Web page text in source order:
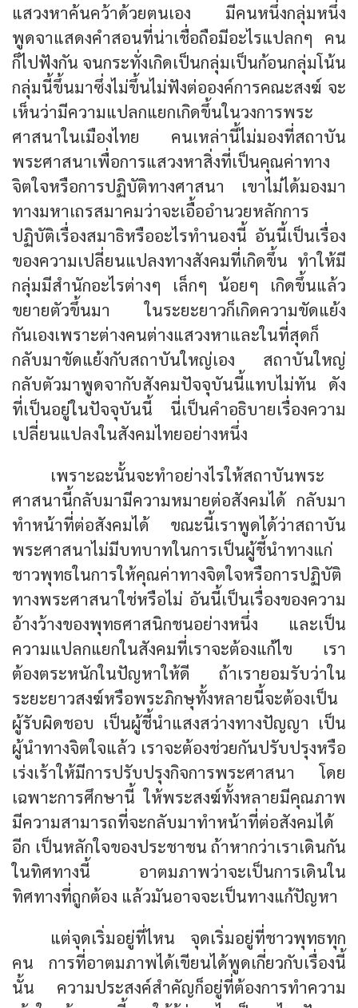
แสวงหาค้นคว้าด้วยตนเอง มีคนหนึ่งกลุ่มหนึ่ง
พูดจาแสดงคำสอนที่น่าเชื่อถือมีอะไรแปลกๆ คน
ก็ไปฟังกัน จนกระทั่งเกิดเป็นกลุ่มเป็นก้อนกลุ่มโน้น
กลุ่มนี้ขึ้นมาซึ่งไม่ขึ้นไม่ฟังต่อองค์การคณะสงฆ์ จะ
เห็นว่ามีความแปลกแยกเกิดขึ้นในวงการพระ
ศาสนาในเมืองไทย คนเหล่านี้ไม่มองที่สถาบัน
พระศาสนาเพื่อการแสวงหาสิ่งที่เป็นคุณค่าทาง
จิตใจหรือการปฏิบัติทางศาสนา เขาไม่ได้มองมา
ทางมหาเถรสมาคมว่าจะเอื้ออำนวยหลักการ
ปฏิบัติเรื่องสมาธิหรืออะไรทำนองนี้ อันนี้เป็นเรื่อง
ของความเปลี่ยนแปลงทางสังคมที่เกิดขึ้น ทำให้มี
กลุ่มมีสำนักอะไรต่างๆ เล็กๆ น้อยๆ เกิดขึ้นแล้ว
ขยายตัวขึ้นมา ในระยะยาวก็เกิดความขัดแย้ง
กันเองเพราะต่างคนต่างแสวงหาและในที่สุดก็
กลับมาขัดแย้งกับสถาบันใหญ่เอง สถาบันใหญ่
กลับตัวมาพูดจากับสังคมปัจจุบันนี้แทบไม่ทัน ดัง
ที่เป็นอยู่ในปัจจุบันนี้ นี่เป็นคำอธิบายเรื่องความ
เปลี่ยนแปลงในสังคมไทยอย่างหนึ่ง
เพราะฉะนั้นจะทำอย่างไรให้สถาบันพระ
ศาสนานี้กลับมามีความหมายต่อสังคมได้ กลับมา
ทำหน้าที่ต่อสังคมได้ ขณะนี้เราพูดได้ว่าสถาบัน
พระศาสนาไม่มีบทบาทในการเป็นผู้ชี้นำทางแก่
ชาวพุทธในการให้คุณค่าทางจิตใจหรือการปฏิบัติ
ทางพระศาสนาใช่หรือไม่ อันนี้เป็นเรื่องของความ
อ้างว้างของพุทธศาสนิกชนอย่างหนึ่ง และเป็น
ความแปลกแยกในสังคมที่เราจะต้องแก้ไข เรา
ต้องตระหนักในปัญหาให้ดี ถ้าเรายอมรับว่าใน
ระยะยาวสงฆ์หรือพระภิกษุทั้งหลายนี้จะต้องเป็น
ผู้รับผิดชอบ เป็นผู้ชี้นำแสงสว่างทางปัญญา เป็น
ผู้นำทางจิตใจแล้ว เราจะต้องช่วยกันปรับปรุงหรือ
เร่งเร้าให้มีการปรับปรุงกิจการพระศาสนา โดย
เฉพาะการศึกษานี้ ให้พระสงฆ์ทั้งหลายมีคุณภาพ
มีความสามารถที่จะกลับมาทำหน้าที่ต่อสังคมได้
อีก เป็นหลักใจของประชาชน ถ้าหากว่าเราเดินกัน
ในทิศทางนี้ อาตมภาพว่าจะเป็นการเดินใน
ทิศทางที่ถูกต้อง แล้วมันอาจจะเป็นทางแก้ปัญหา
แต่จุดเริ่มอยู่ที่ไหน จุดเริ่มอยู่ที่ชาวพุทธทุก
คน การที่อาตมภาพได้เขียนได้พูดเกี่ยวกับเรื่องนี้
นั้น ความประสงค์สำคัญก็อยู่ที่ต้องการทำความ